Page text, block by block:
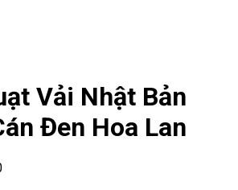
Vải Nhật Bản
Đen Hoa Lan